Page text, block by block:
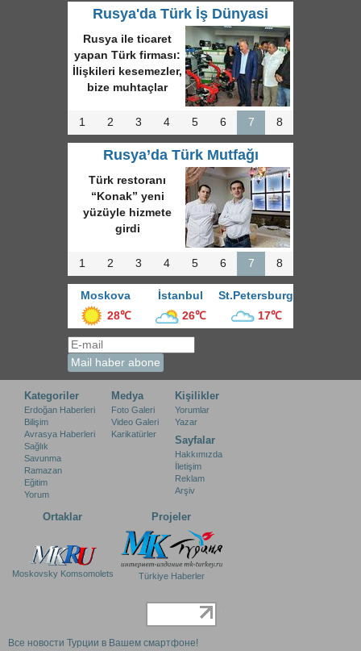
Rusya'da Türk İş Dünyasi
Ruslar, Türk şirketin
yapacağı 30 milyon
euroluk stat
projesini iptal etti
1 2 3 4 5 6 7 8
Rusya’da Türk Mutfağı
Rusya’nın en büyük
Türk restoranı
Horoşıy God’dan
zengin iftar sofrası
1 2 3 4 5 6 7 8
Moskova İstanbul
St.Petersburg
28℃
26℃ 17℃
Kategoriler
Erdoğan Haberleri
Bilişim
Avrasya Haberleri
Sağlık
Savunma
Ramazan
Eğitim
Yorum
Medya
Foto Galeri
Video Galeri
Karikatürler
Kişilikler
Yorumlar
Yazar
Sayfalar
Hakkımızda
İletişim
Reklam
Arşiv
Ortaklar
Moskovsky Komsomolets
Projeler
Türkiye Haberler
Все новости Турции в Вашем смартфоне!